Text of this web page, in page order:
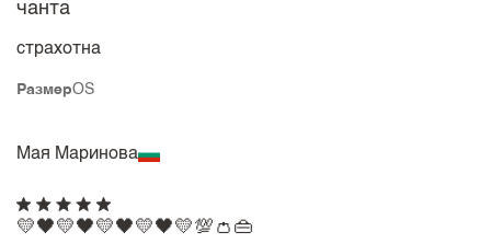
РазмерOS
чанта
страхотна
Мая Маринова
💛🖤💛🖤💛🖤💛🖤💛💯👛👜